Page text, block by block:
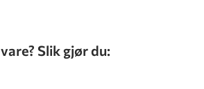
Slik gjør du: